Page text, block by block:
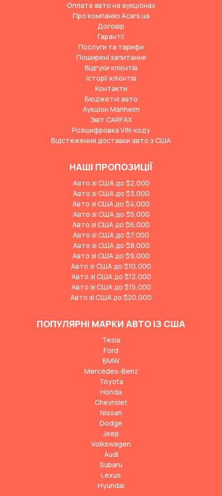
Оплата авто на аукціонах
Про компанію Acars.ua
Договір
Гарантії
Послуги та тарифи
Поширені запитання
Відгуки клієнтів
Історії клієнтів
Контакти
Бюджетні авто
Аукціон Manheim
Звіт CARFAX
Розшифровка VIN-коду
Відстеження доставки авто з США
НАШІ ПРОПОЗИЦІЇ
Авто зі США до $2,000
Авто зі США до $3,000
Авто зі США до $4,000
Авто зі США до $5,000
Авто зі США до $6,000
Авто зі США до $7,000
Авто зі США до $8,000
Авто зі США до $9,000
Авто зі США до $10,000
Авто зі США до $12,000
Авто зі США до $15,000
Авто зі США до $20,000
ПОПУЛЯРНІ МАРКИ АВТО ІЗ США
Tesla
Ford
BMW
Mercedes-Benz
Toyota
Honda
Chevrolet
Nissan
Dodge
Jeep
Volkswagen
Audi
Subaru
Lexus
Hyundai